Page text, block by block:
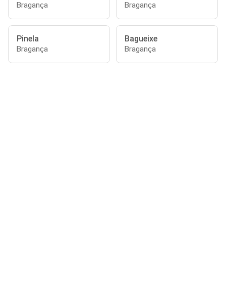
Bragança Bragança
Pinela
Bragança
Bagueixe
Bragança